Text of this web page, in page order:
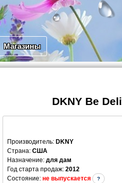
Магазины
DKNY Be
Производитель: DKNY
Страна: США
Назначение: для дам
Год старта продаж: 2012
Состояние: не выпускается ?